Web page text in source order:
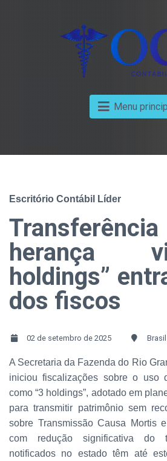
Menu
Escritório Contábil Líder
herança
holdings”
dos fiscos
02 de setembro de 2025 Brasil
A Secretaria da Fazenda do Rio
iniciou fiscalizações sobre o uso
como “3 holdings”, adotado em
para transmitir patrimônio sem
sobre Transmissão Causa Mortis
com redução significativa do
notificados no estado têm até